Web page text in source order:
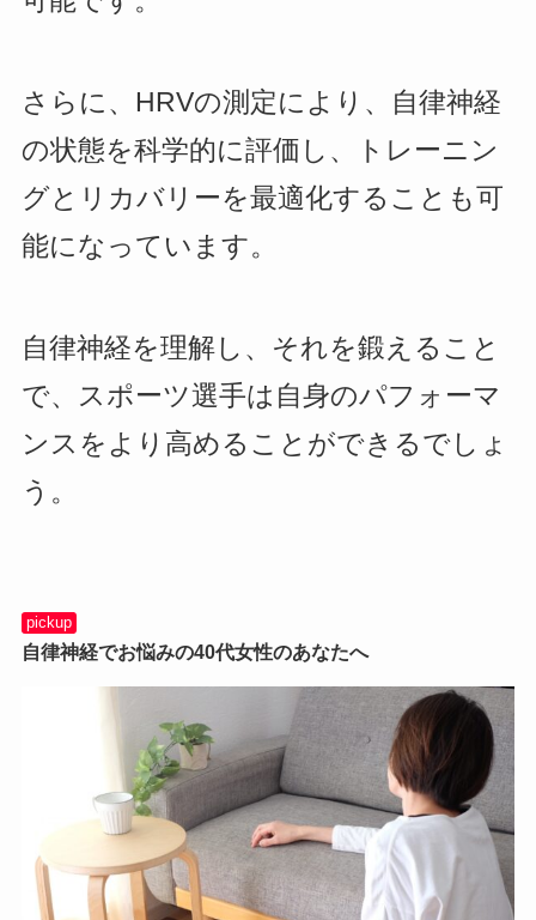
さらに、HRVの測定により、自律神経
の状態を科学的に評価し、トレーニン
グとリカバリーを最適化することも可
能になっています。
自律神経を理解し、それを鍛えること
で、スポーツ選手は自身のパフォーマ
ンスをより高めることができるでしょ
う。
pickup
自律神経でお悩みの40代女性のあなたへ